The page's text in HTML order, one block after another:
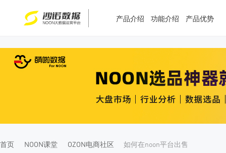
产品介绍 功能介绍 产品优势
首页 NOON课堂 OZON电商社区 如何在noon平台出售